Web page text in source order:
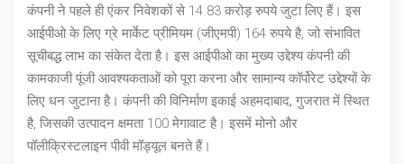
कंपनी ने पहले ही एंकर निवेशकों से 14.83 करोड़ रुपये जुटा लिए हैं। इस
आईपीओ के लिए ग्रे मार्केट प्रीमियम (जीएमपी) 164 रुपये है, जो संभावित
सूचीबद्ध लाभ का संकेत देता है। इस आईपीओ का मुख्य उद्देश्य कंपनी की
कामकाजी पूंजी आवश्यकताओं को पूरा करना और सामान्य कॉर्पोरेट उद्देश्यों के
लिए धन जुटाना है। कंपनी की विनिर्माण इकाई अहमदाबाद, गुजरात में स्थित
है, जिसकी उत्पादन क्षमता 100 मेगावाट है। इसमें मोनो और
पॉलीक्रिस्टलाइन पीवी मॉड्यूल बनते हैं।